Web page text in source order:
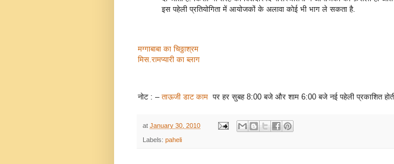
इस पहेली प्रतियोगिता में आयोजकों के अलावा कोई भी भाग ले सकता है.
मग्गाबाबा का चिठ्ठाश्रम
मिस.रामप्यारी का ब्लाग
नोट : –ताऊजी डाट काम पर हर सुबह 8:00 बजे और शाम 6:00 बजे नई पहेली प्रकाशित
at January 30, 2010
Labels: paheli